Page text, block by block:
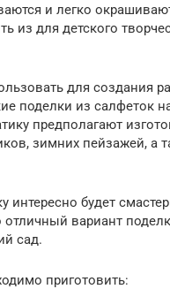
и легко
из для детского
для создания
поделки из салфеток
предполагают
зимних пейзажей, а
интересно будет
вариант
сад.
приготовить: